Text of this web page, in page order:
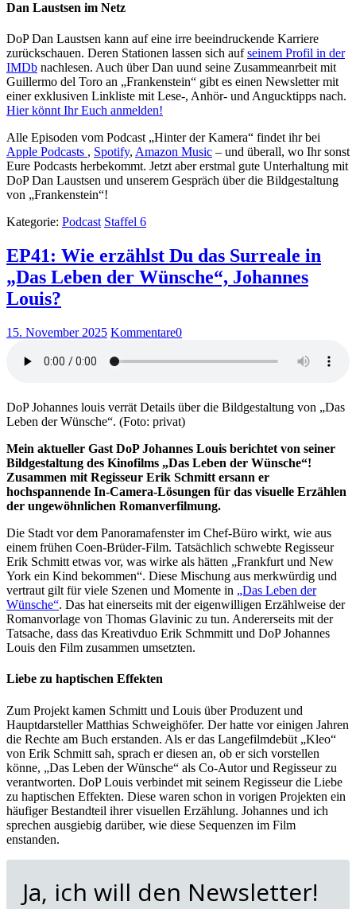
Dan Laustsen im Netz
DoP Dan Laustsen kann auf eine irre beeindruckende Karriere
zurückschauen. Deren Stationen lassen sich aufseinem Profil in der
IMDb nachlesen. Auch über Dan uund seine Zusammeanrbeit mit
Guillermo del Toro an „Frankenstein“ gibt es einen Newsletter mit
einer exklusiven Linkliste mit Lese-, Anhör- und Angucktipps nach.
Hier könnt Ihr Euch anmelden!
Alle Episoden vom Podcast „Hinter der Kamera“ findet ihr bei
Apple Podcasts , Spotify, Amazon Music – und überall, wo Ihr sonst
Eure Podcasts herbekommt. Jetzt aber erstmal gute Unterhaltung mit
DoP Dan Laustsen und unserem Gespräch über die Bildgestaltung
von „Frankenstein“!
Kategorie: Podcast Staffel 6
EP41: Wie erzählst Du das Surreale in
„Das Leben der Wünsche“, Johannes
Louis?
15. November 2025 Kommentare0
DoP Johannes louis verrät Details über die Bildgestaltung von „Das
Leben der Wünsche“. (Foto: privat)
Mein aktueller Gast DoP Johannes Louis berichtet von seiner
Bildgestaltung des Kinofilms „Das Leben der Wünsche“!
Zusammen mit Regisseur Erik Schmitt ersann er
hochspannende In-Camera-Lösungen für das visuelle Erzählen
der ungewöhnlichen Romanverfilmung.
Die Stadt vor dem Panoramafenster im Chef-Büro wirkt, wie aus
einem frühen Coen-Brüder-Film. Tatsächlich schwebte Regisseur
Erik Schmitt etwas vor, was wirke als hätten „Frankfurt und New
York ein Kind bekommen“. Diese Mischung aus merkwürdig und
vertraut gilt für viele Szenen und Momente in „Das Leben der
Wünsche“. Das hat einerseits mit der eigenwilligen Erzählweise der
Romanvorlage von Thomas Glavinic zu tun. Andererseits mit der
Tatsache, dass das Kreativduo Erik Schmmitt und DoP Johannes
Louis den Film zusammen umsetzten.
Liebe zu haptischen Effekten
Zum Projekt kamen Schmitt und Louis über Produzent und
Hauptdarsteller Matthias Schweighöfer. Der hatte vor einigen Jahren
die Rechte am Buch erstanden. Als er das Langefilmdebüt „Kleo“
von Erik Schmitt sah, sprach er diesen an, ob er sich vorstellen
könne, „Das Leben der Wünsche“ als Co-Autor und Regisseur zu
verantworten. DoP Louis verbindet mit seinem Regisseur die Liebe
zu haptischen Effekten. Diese waren schon in vorigen Projekten ein
häufiger Bestandteil ihrer visuellen Erzählung. Johannes und ich
sprechen ausgiebig darüber, wie diese Sequenzen im Film
enstanden.
Ja, ich will den Newsletter!